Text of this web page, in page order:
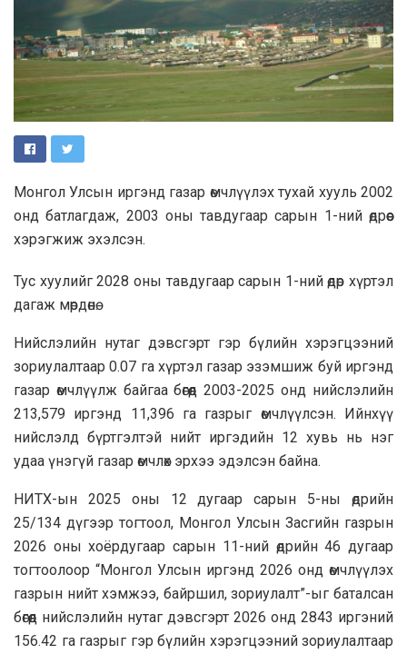
Монгол Улсын иргэнд газар өмчлүүлэх тухай хууль 2002
онд батлагдаж, 2003 оны тавдугаар сарын 1-ний өдрөөс
хэрэгжиж эхэлсэн.
Тус хуулийг 2028 оны тавдугаар сарын 1-ний өдөр хүртэл
дагаж мөрдөнө.
Нийслэлийн нутаг дэвсгэрт гэр бүлийн хэрэгцээний
зориулалтаар 0.07 га хүртэл газар эзэмшиж буй иргэнд
газар өмчлүүлж байгаа бөгөөд 2003-2025 онд нийслэлийн
213,579 иргэнд 11,396 га газрыг өмчлүүлсэн. Ийнхүү
нийслэлд бүртгэлтэй нийт иргэдийн 12 хувь нь нэг
удаа үнэгүй газар өмчлөх эрхээ эдэлсэн байна.
НИТХ-ын 2025 оны 12 дугаар сарын 5-ны өдрийн
25/134 дүгээр тогтоол, Монгол Улсын Засгийн газрын
2026 оны хоёрдугаар сарын 11-ний өдрийн 46 дугаар
тогтоолоор “Монгол Улсын иргэнд 2026 онд өмчлүүлэх
газрын нийт хэмжээ, байршил, зориулалт”-ыг баталсан
бөгөөд нийслэлийн нутаг дэвсгэрт 2026 онд 2843 иргэний
156.42 га газрыг гэр бүлийн хэрэгцээний зориулалтаар